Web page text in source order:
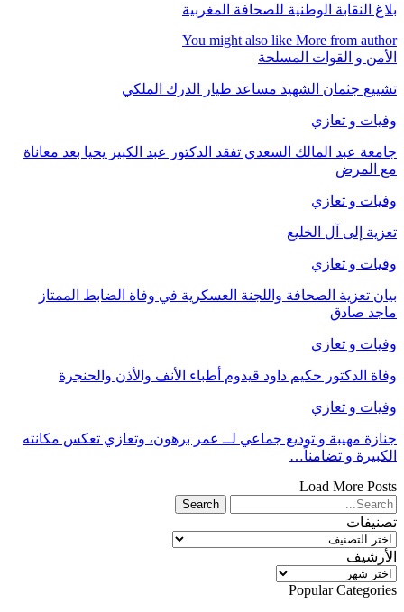
بلاغ النقابة الوطنية للصحافة المغربية
You might also like More from author
الأمن و القوات المسلحة
تشييع جثمان الشهيد مساعد طيار الدرك الملكي
وفيات و تعازي
​جامعة عبد المالك السعدي تفقد الدكتور عبد الكبير يحيا بعد معاناة
مع المرض
وفيات و تعازي
تعزية إلى آل الخليع
وفيات و تعازي
بيان تعزية الصحافة واللجنة العسكرية في وفاة الضابط الممتاز
ماجد صادق
وفيات و تعازي
وفاة الدكتور حكيم داود قيدوم أطباء الأنف والأذن والحنجرة
وفيات و تعازي
جنازة مهيبة و توديع جماعي لــ عمر برهون، وتعازي تعكس مكانته
الكبيرة و تضامناً…
Load More Posts
تصنيفات
تصنيفات
الأرشيف
الأرشيف
Popular Categories